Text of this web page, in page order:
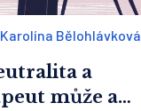
Karolína Bělohlávková
a
může a